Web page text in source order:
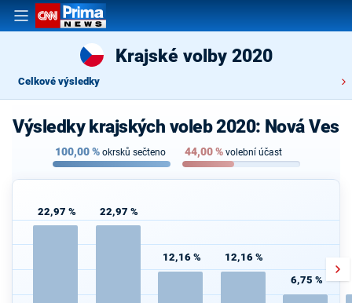
Krajské volby 2020
Celkové výsledky
Výsledky krajských voleb 2020: Nová Ves
100,00% okrsků sečteno 44,00% volební účast
22,97 % 22,97 %
12,16 % 12,16 %
6,75 %